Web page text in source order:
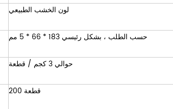
لون الخشب الطبيعي
حسب الطلب ، بشكل رئيسي 183 * 66 * 5 مم
حوالي 3 كجم / قطعة
200 قطعة